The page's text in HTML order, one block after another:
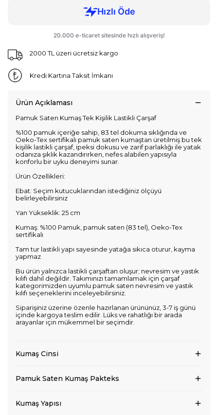
2000 TL üzeri ücretsiz kargo
Kredi Kartına Taksit İmkanı
Ürün Açıklaması
Pamuk Saten Kumaş Tek Kişilik Lastikli Çarşaf
%100 pamuk içeriğe sahip, 83 tel dokuma sıklığında ve
Oeko-Tex sertifikalı pamuk saten kumaştan üretilmiş bu tek
kişilik lastikli çarşaf, ipeksi dokusu ve zarif parlaklığı ile yatak
odanıza şıklık kazandırırken, nefes alabilen yapısıyla
konforlu bir uyku deneyimi sunar.
Ürün Özellikleri:
Ebat: Seçim kutucuklarından istediğiniz ölçüyü
belirleyebilirsiniz
Yan Yükseklik: 25 cm
Kumaş: %100 Pamuk, pamuk saten (83 tel), Oeko-Tex
sertifikalı
Tam tur lastikli yapı sayesinde yatağa sıkıca oturur, kayma
yapmaz
Bu ürün yalnızca lastikli çarşaftan oluşur; nevresim ve yastık
kılıfı dahil değildir. Takımınızı tamamlamak için çarşaf
kategorimizden uyumlu pamuk saten nevresim ve yastık
kılıfı seçeneklerini inceleyebilirsiniz.
Siparişiniz üzerine özenle hazırlanan ürününüz, 3-7 iş günü
içinde kargoya teslim edilir. Lüks ve rahatlığı bir arada
arayanlar için mükemmel bir seçimdir.
Kumaş Cinsi
Pamuk Saten Kumaş Pakteks
Kumaş Yapısı